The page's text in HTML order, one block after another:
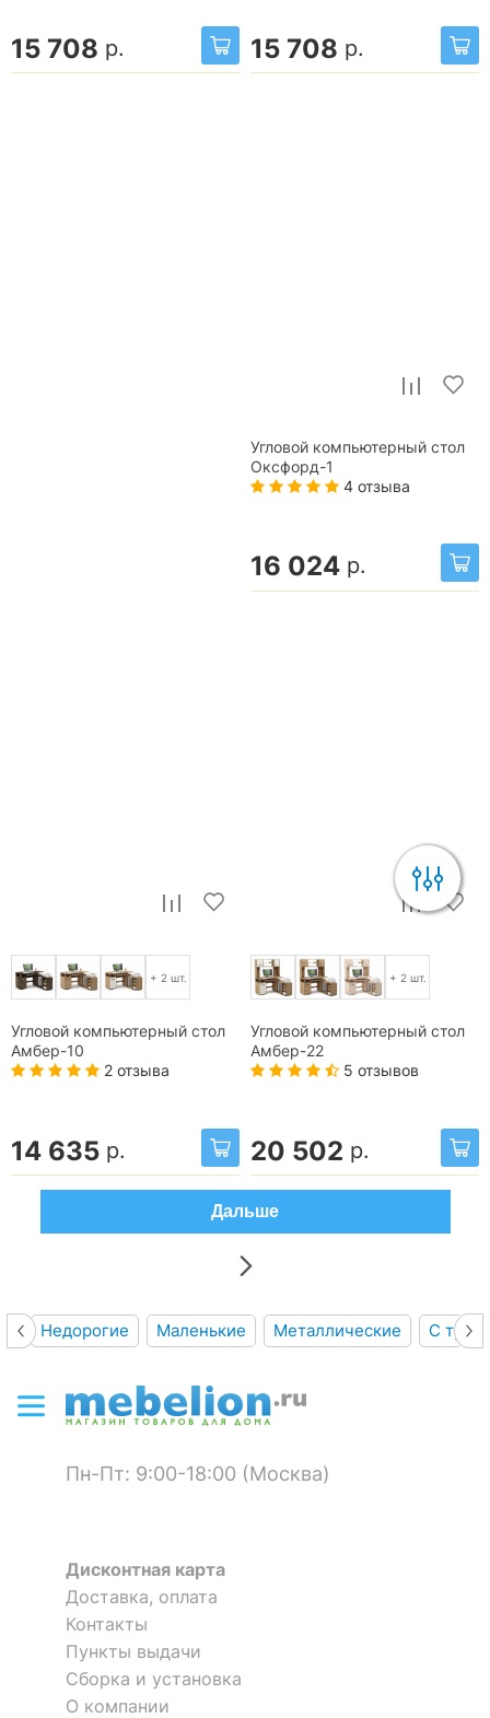
15 708 р. 15 708 р.
Угловой компьютерный стол
Оксфорд-1
4 отзыва
16 024 р.
+ 2 шт.
Угловой компьютерный стол
Амбер-10
2 отзыва
14 635 р.
+ 2 шт.
Угловой компьютерный стол
Амбер-22
5 отзывов
20 502 р.
Дальше
Недорогие Маленькие Металлические С
Пн-Пт: 9:00-18:00 (Москва)
Дисконтная карта
Доставка, оплата
Контакты
Пункты выдачи
Сборка и установка
О компании